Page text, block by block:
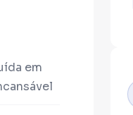
em